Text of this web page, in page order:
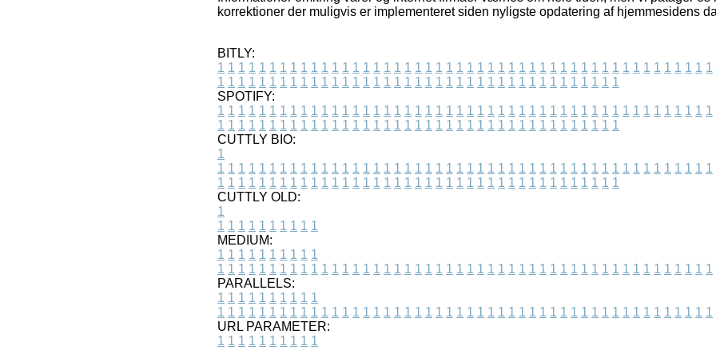
korrektioner der muligvis er implementeret siden nyligste opdatering af hjemmesidens
BITLY:
1 1 1 1 1 1 1 1 1 1 1 1 1 1 1 1 1 1 1 1 1 1 1 1 1 1 1 1 1 1 1 1 1 1 1 1 1 1 1 1 1 1 1 1 1 1 1 1
1 1 1 1 1 1 1 1 1 1 1 1 1 1 1 1 1 1 1 1 1 1 1 1 1 1 1 1 1 1 1 1 1 1 1 1 1 1 1
SPOTIFY:
1 1 1 1 1 1 1 1 1 1 1 1 1 1 1 1 1 1 1 1 1 1 1 1 1 1 1 1 1 1 1 1 1 1 1 1 1 1 1 1 1 1 1 1 1 1 1 1
1 1 1 1 1 1 1 1 1 1 1 1 1 1 1 1 1 1 1 1 1 1 1 1 1 1 1 1 1 1 1 1 1 1 1 1 1 1 1
CUTTLY BIO:
1
1 1 1 1 1 1 1 1 1 1 1 1 1 1 1 1 1 1 1 1 1 1 1 1 1 1 1 1 1 1 1 1 1 1 1 1 1 1 1 1 1 1 1 1 1 1 1 1
1 1 1 1 1 1 1 1 1 1 1 1 1 1 1 1 1 1 1 1 1 1 1 1 1 1 1 1 1 1 1 1 1 1 1 1 1 1 1
CUTTLY OLD:
1
1 1 1 1 1 1 1 1 1 1
MEDIUM:
1 1 1 1 1 1 1 1 1 1
1 1 1 1 1 1 1 1 1 1 1 1 1 1 1 1 1 1 1 1 1 1 1 1 1 1 1 1 1 1 1 1 1 1 1 1 1 1 1 1 1 1 1 1 1 1 1 1
PARALLELS:
1 1 1 1 1 1 1 1 1 1
1 1 1 1 1 1 1 1 1 1 1 1 1 1 1 1 1 1 1 1 1 1 1 1 1 1 1 1 1 1 1 1 1 1 1 1 1 1 1 1 1 1 1 1 1 1 1 1
URL PARAMETER:
1 1 1 1 1 1 1 1 1 1